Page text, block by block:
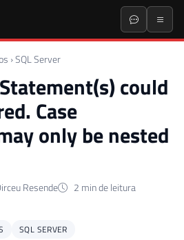
›SQL Server
could
Case
only be nested
Resende
2 min de leitura
SQL SERVER